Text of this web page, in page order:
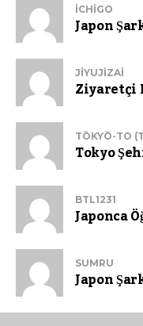
ICHIGO
Japon
JIYUJIZAI
Ziyaretçi
TŌKYŌ-TO
Tokyo
BTL1231
Japonca
SUMRU
Japon